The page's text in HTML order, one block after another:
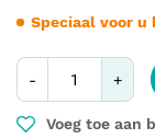
- +
Voeg toe aan
Speciaal voor u